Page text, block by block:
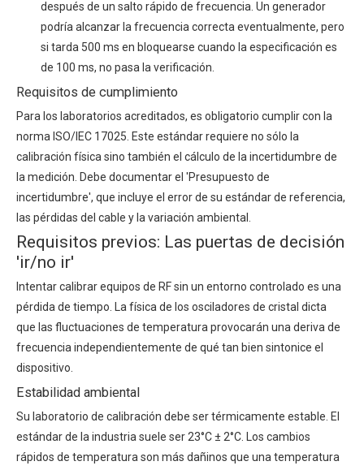
después de un salto rápido de frecuencia. Un generador
podría alcanzar la frecuencia correcta eventualmente, pero
si tarda 500 ms en bloquearse cuando la especificación es
de 100 ms, no pasa la verificación.
Requisitos de cumplimiento
Para los laboratorios acreditados, es obligatorio cumplir con la
norma ISO/IEC 17025. Este estándar requiere no sólo la
calibración física sino también el cálculo de la incertidumbre de
la medición. Debe documentar el 'Presupuesto de
incertidumbre', que incluye el error de su estándar de referencia,
las pérdidas del cable y la variación ambiental.
Requisitos previos: Las puertas de decisión
'ir/no ir'
Intentar calibrar equipos de RF sin un entorno controlado es una
pérdida de tiempo. La física de los osciladores de cristal dicta
que las fluctuaciones de temperatura provocarán una deriva de
frecuencia independientemente de qué tan bien sintonice el
dispositivo.
Estabilidad ambiental
Su laboratorio de calibración debe ser térmicamente estable. El
estándar de la industria suele ser 23°C ± 2°C. Los cambios
rápidos de temperatura son más dañinos que una temperatura